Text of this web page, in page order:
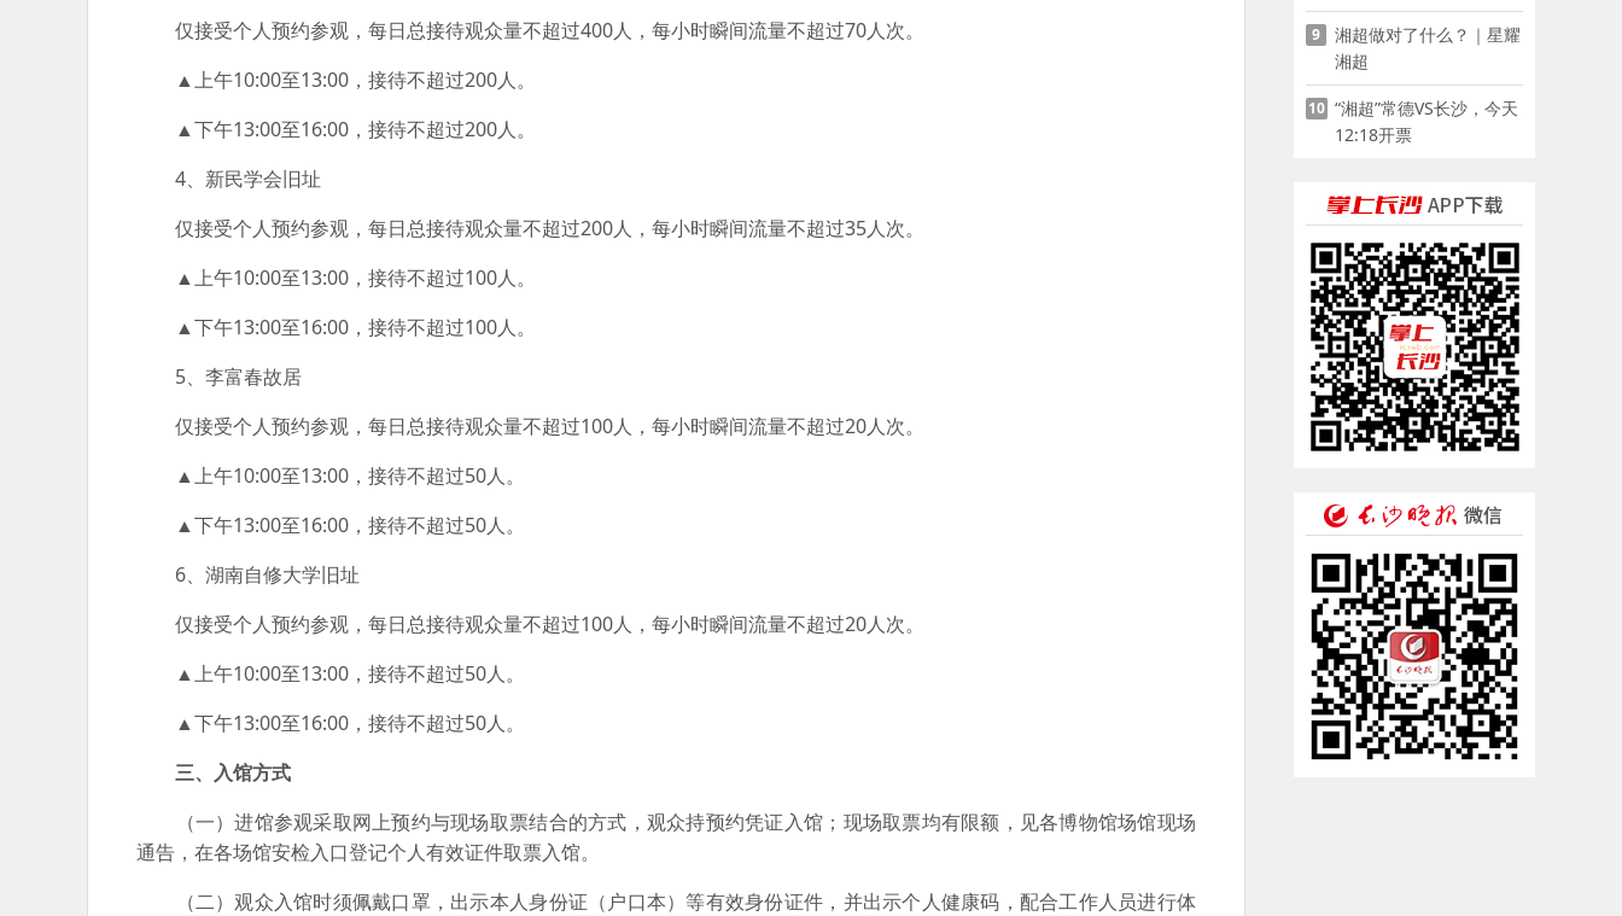
仅接受个人预约参观，每日总接待观众量不超过400人，每小时瞬间流量不超过70人次。
▲上午10:00至13:00，接待不超过200人。
▲下午13:00至16:00，接待不超过200人。
4、新民学会旧址
仅接受个人预约参观，每日总接待观众量不超过200人，每小时瞬间流量不超过35人次。
▲上午10:00至13:00，接待不超过100人。
▲下午13:00至16:00，接待不超过100人。
5、李富春故居
仅接受个人预约参观，每日总接待观众量不超过100人，每小时瞬间流量不超过20人次。
▲上午10:00至13:00，接待不超过50人。
▲下午13:00至16:00，接待不超过50人。
6、湖南自修大学旧址
仅接受个人预约参观，每日总接待观众量不超过100人，每小时瞬间流量不超过20人次。
▲上午10:00至13:00，接待不超过50人。
▲下午13:00至16:00，接待不超过50人。
三、入馆方式
（一）进馆参观采取网上预约与现场取票结合的方式，观众持预约凭证入馆；现场取票均有限额，见各博物馆场馆现场
通告，在各场馆安检入口登记个人有效证件取票入馆。
（二）观众入馆时须佩戴口罩，出示本人身份证（户口本）等有效身份证件，并出示个人健康码，配合工作人员进行体
奖典礼并领奖
9
湘超做对了什么？｜星耀
湘超
10 “湘超”常德VS长沙，今天
12:18开票